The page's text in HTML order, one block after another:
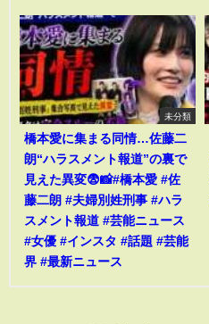
未分類
橋本愛に集まる同情…佐藤二
朗“ハラスメント報道”の裏で
見えた異変😨📸#橋本愛 #佐
藤二朗 #夫婦別姓刑事 #ハラ
スメント報道 #芸能ニュース
#女優 #インスタ #話題 #芸能
界 #最新ニュース